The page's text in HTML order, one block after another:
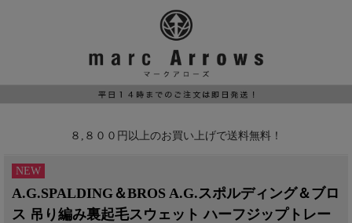
８,８００円以上のお買い上げで送料無料！
NEW
A.G.SPALDING＆BROS A.G.スポルディング＆ブロ
ス 吊り編み裏起毛スウェット ハーフジップトレー